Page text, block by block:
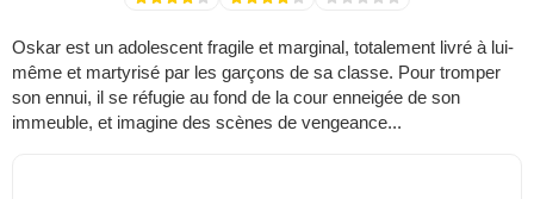
Oskar est un adolescent fragile et marginal, totalement livré à lui-
même et martyrisé par les garçons de sa classe. Pour tromper
son ennui, il se réfugie au fond de la cour enneigée de son
immeuble, et imagine des scènes de vengeance...